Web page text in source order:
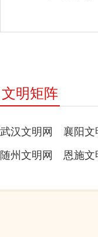
文明矩阵
武汉文明网 襄阳文
随州文明网
恩施文